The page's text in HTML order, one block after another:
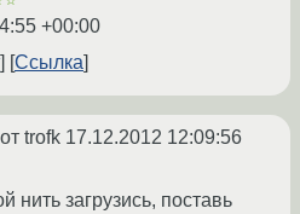
+00:00
Ссылка
от trofk 17.12.2012 12:09:56
нить загрузись, поставь